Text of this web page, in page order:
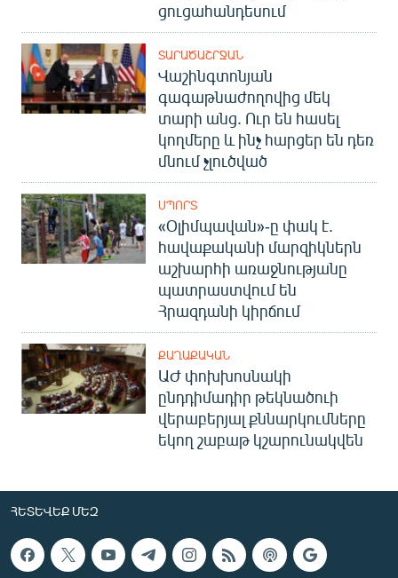
ցուցահանդեսում
ՏԱՐԱԾԱՇՐՋԱՆ
Վաշինգտոնյան
գագաթնաժողովից մեկ
տարի անց. Ուր են հասել
կողմերը և ինչ հարցեր են դեռ
մնում չլուծված
ՍՊՈՐՏ
«Օլիմպավան»-ը փակ է.
հավաքականի մարզիկներն
աշխարհի առաջնությանը
պատրաստվում են
Հրազդանի կիրճում
ՔԱՂԱՔԱԿԱՆ
ԱԺ փոխխոսնակի
ընդդիմադիր թեկնածուի
վերաբերյալ քննարկումները
եկող շաբաթ կշարունակվեն
ՀԵՏԵՎԵՔ ՄԵԶ